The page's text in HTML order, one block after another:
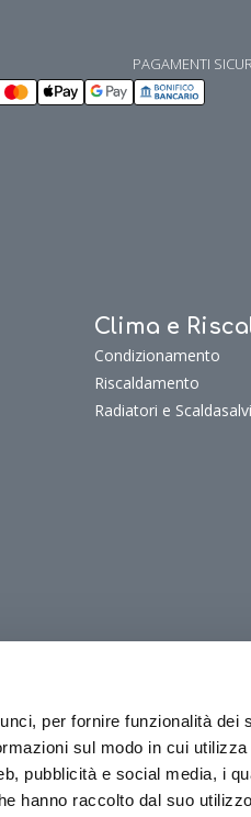
per fornire funzionalità dei
sul modo in cui
pubblicità e social media, i
hanno raccolto dal suo
PAGAMENTI
Clima e
Condizionamento
Riscaldamento
Radiatori e